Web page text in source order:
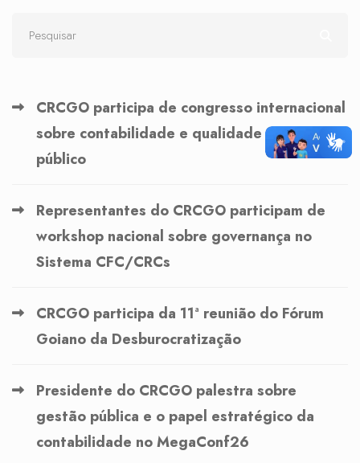
CRCGO participa de congresso internacional
sobre contabilidade e qualidade do gasto
público
Representantes do CRCGO participam de
workshop nacional sobre governança no
Sistema CFC/CRCs
CRCGO participa da 11ª reunião do Fórum
Goiano da Desburocratização
Presidente do CRCGO palestra sobre
gestão pública e o papel estratégico da
contabilidade no MegaConf26